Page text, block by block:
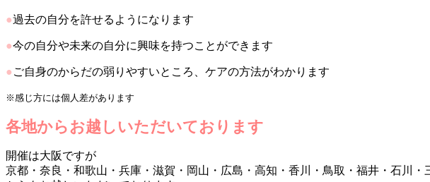
●過去の自分を許せるようになります
●今の自分や未来の自分に興味を持つことができます
● ご自身のからだの弱りやすいところ、ケアの方法がわかります
※感じ方には個人差があります
各地からお越しいただいております
開催は大阪ですが
京都・奈良・和歌山・兵庫・滋賀・岡山・広島・高知・香川・鳥取・福井・石川